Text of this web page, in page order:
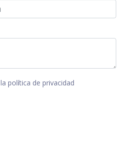
la política de privacidad